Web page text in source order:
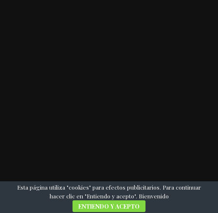
Esta página utiliza "cookies" para efectos publicitarios. Para continuar
hacer clic en "Entiendo y acepto". Bienvenido
ENTIENDO Y ACEPTO